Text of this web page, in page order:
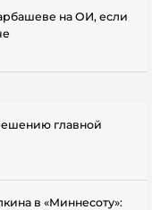
на ОИ, если
главной
в «Миннесоту»: